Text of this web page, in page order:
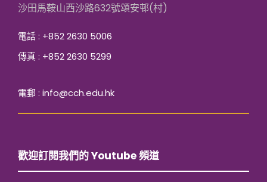
沙田馬鞍山西沙路632號頌安邨(村)
電話 : +852 2630 5006
傳真 : +852 2630 5299
電郵 : info@cch.edu.hk
歡迎訂閱我們的 Youtube 頻道